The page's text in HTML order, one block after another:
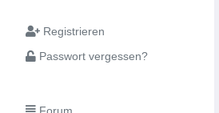
Registrieren
Passwort vergessen?
Forum